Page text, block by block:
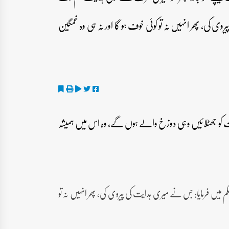
کی، پھر انہیں نہ تو کوئی خوف ہو گا اور نہ ہی وہ غمگین
کو جھٹلائیں وہی دوزخ والے ہوں گے، وہ اس میں ہمیشہ
فرمایا: جس نے میری ہدایت کی پیروی کی، پھر انہیں نہ تو